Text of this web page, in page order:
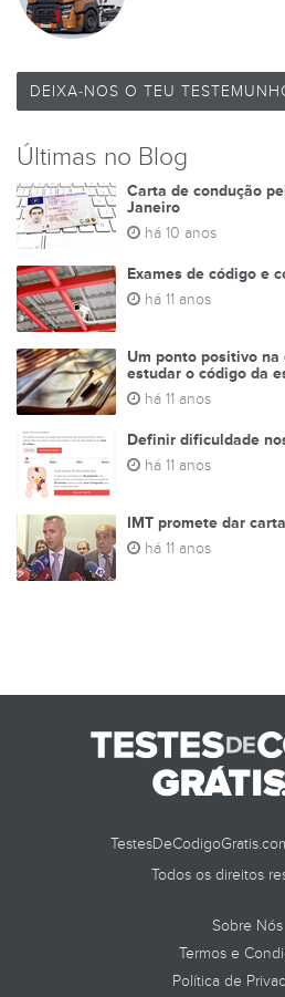
DEIXA-NOS O TEU
Últimas no Blog
Carta de condução
Janeiro
há 10 anos
Exames de código e
há 11 anos
Um ponto positivo
estudar o código da
há 11 anos
Definir dificuldade
há 11 anos
IMT promete dar
há 11 anos
Todos os direitos
Sobre Nós
Termos e
Política de